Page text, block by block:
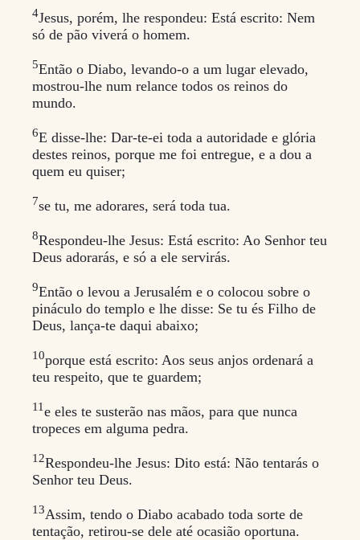
4Jesus, porém, lhe respondeu: Está escrito: Nem
só de pão viverá o homem.
5Então o Diabo, levando-o a um lugar elevado,
mostrou-lhe num relance todos os reinos do
mundo.
6E disse-lhe: Dar-te-ei toda a autoridade e glória
destes reinos, porque me foi entregue, e a dou a
quem eu quiser;
7se tu, me adorares, será toda tua.
8Respondeu-lhe Jesus: Está escrito: Ao Senhor teu
Deus adorarás, e só a ele servirás.
9Então o levou a Jerusalém e o colocou sobre o
pináculo do templo e lhe disse: Se tu és Filho de
Deus, lança-te daqui abaixo;
10porque está escrito: Aos seus anjos ordenará a
teu respeito, que te guardem;
11e eles te susterão nas mãos, para que nunca
tropeces em alguma pedra.
12Respondeu-lhe Jesus: Dito está: Não tentarás o
Senhor teu Deus.
13Assim, tendo o Diabo acabado toda sorte de
tentação, retirou-se dele até ocasião oportuna.